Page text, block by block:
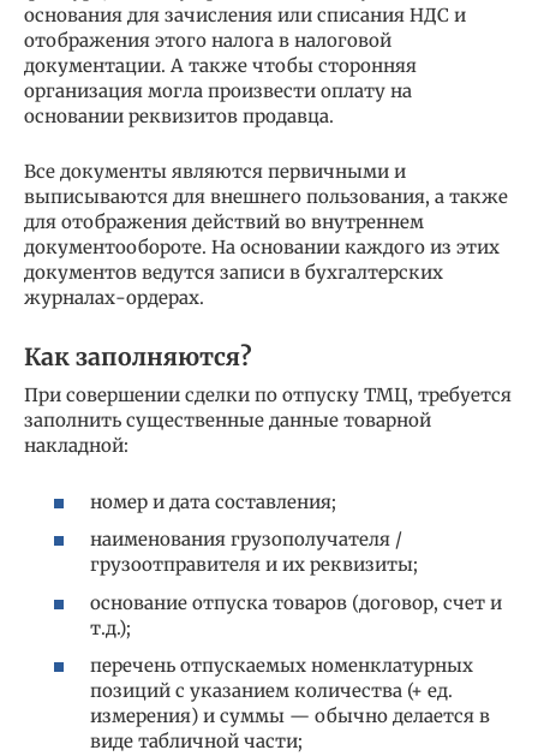
основания для зачисления или списания НДС и
отображения этого налога в налоговой
документации. А также чтобы сторонняя
организация могла произвести оплату на
основании реквизитов продавца.
Все документы являются первичными и
выписываются для внешнего пользования, а также
для отображения действий во внутреннем
документообороте. На основании каждого из этих
документов ведутся записи в бухгалтерских
журналах-ордерах.
Как заполняются?
При совершении сделки по отпуску ТМЦ, требуется
заполнить существенные данные товарной
накладной:
номер и дата составления;
наименования грузополучателя /
грузоотправителя и их реквизиты;
основание отпуска товаров (договор, счет и
т.д.);
перечень отпускаемых номенклатурных
позиций с указанием количества (+ ед.
измерения) и суммы — обычно делается в
виде табличной части;